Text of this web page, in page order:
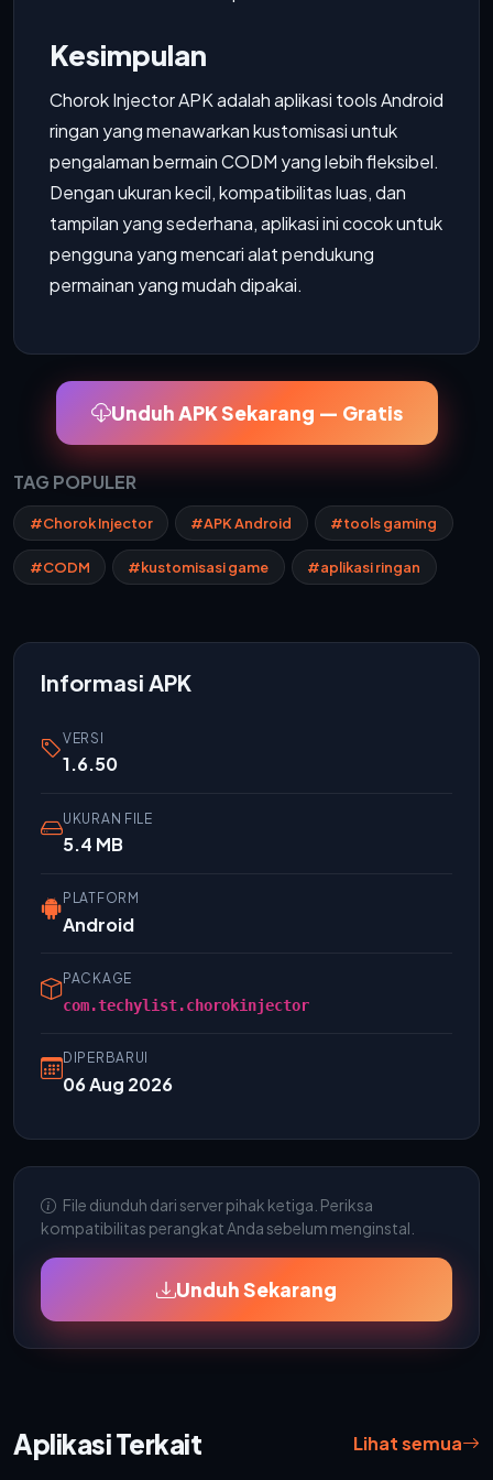
Kesimpulan
Chorok Injector APK adalah aplikasi tools Android
ringan yang menawarkan kustomisasi untuk
pengalaman bermain CODM yang lebih fleksibel.
Dengan ukuran kecil, kompatibilitas luas, dan
tampilan yang sederhana, aplikasi ini cocok untuk
pengguna yang mencari alat pendukung
permainan yang mudah dipakai.
Unduh APK Sekarang — Gratis
TAG POPULER
#Chorok Injector #APK Android #tools gaming
#CODM #kustomisasi game #aplikasi ringan
Informasi APK
VERSI
1.6.50
UKURAN FILE
5.4 MB
PLATFORM
Android
PACKAGE
com.techylist.chorokinjector
DIPERBARUI
06 Aug 2026
File diunduh dari server pihak ketiga. Periksa
kompatibilitas perangkat Anda sebelum menginstal.
Unduh Sekarang
Aplikasi Terkait Lihat semua